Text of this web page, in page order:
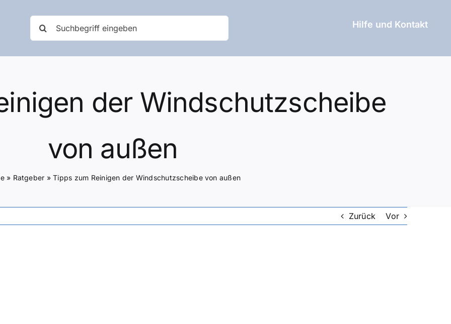
nach:
Hilfe und Kontakt
der Windschutzscheibe
von außen
» Ratgeber »Tipps zum Reinigen der Windschutzscheibe von außen
Zurück Vor